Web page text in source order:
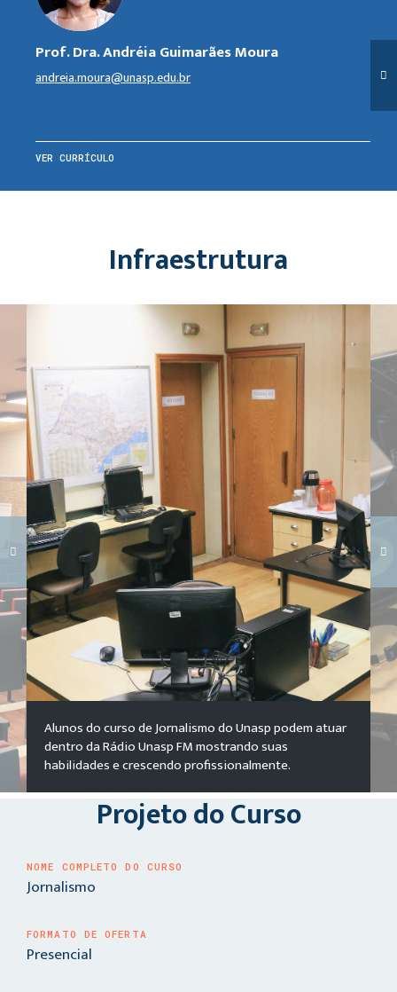
Prof. Dra. Andréia Guimarães Moura
andreia.moura@unasp.edu.br
VER CURRÍCULO
Infraestrutura
Carregando galeria...
Alunos do curso de Jornalismo do Unasp podem atuar
dentro da Rádio Unasp FM mostrando suas
habilidades e crescendo profissionalmente.
Projeto do Curso
NOME COMPLETO DO CURSO
Jornalismo
FORMATO DE OFERTA
Presencial